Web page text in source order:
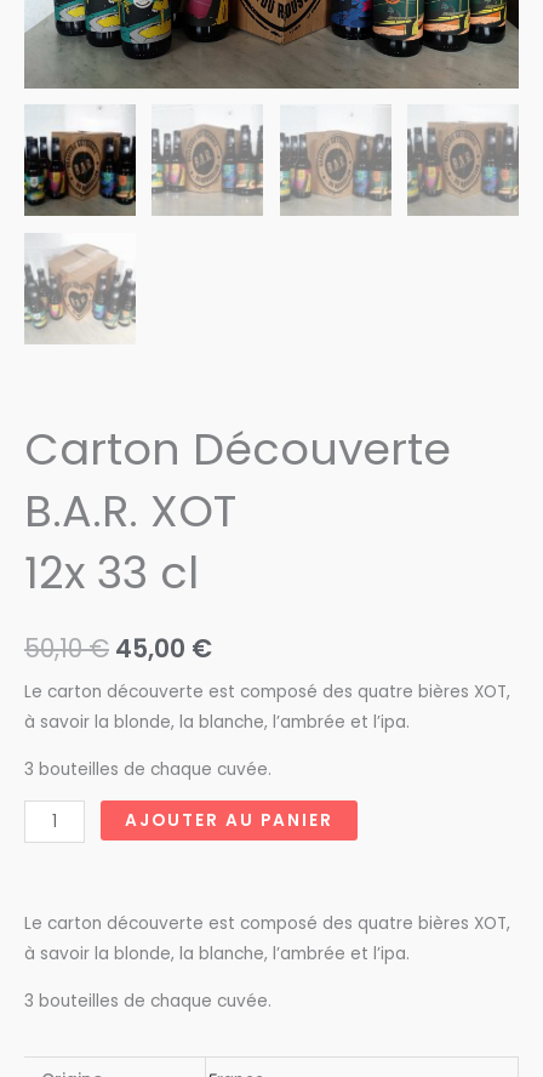
Carton Découverte
B.A.R. XOT
12x 33 cl
50,10€ Le
prix
initial
était :
50,10 €.
45,00 €Le
prix
actuel
est :
45,00 €.
Le carton découverte est composé des quatre bières XOT,
à savoir la blonde, la blanche, l’ambrée et l’ipa.
3 bouteilles de chaque cuvée.
quantité
de
B.A.R.
XOT
12x
cl
AJOUTER AU PANIER
Le carton découverte est composé des quatre bières XOT,
à savoir la blonde, la blanche, l’ambrée et l’ipa.
3 bouteilles de chaque cuvée.